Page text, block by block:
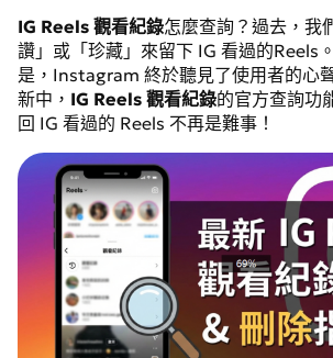
IG Reels 觀看紀錄怎麼查詢？過去，我
讚」或「珍藏」來留下 IG 看過的Reels
是，Instagram 終於聽見了使用者的心
新中， IG Reels 觀看紀錄的官方查詢功
回 IG 看過的 Reels 不再是難事！